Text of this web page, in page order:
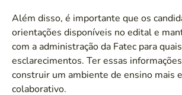
Além disso, é importante que os
orientações disponíveis no edital e
com a administração da Fatec para
esclarecimentos. Ter essas
construir um ambiente de ensino mais
colaborativo.